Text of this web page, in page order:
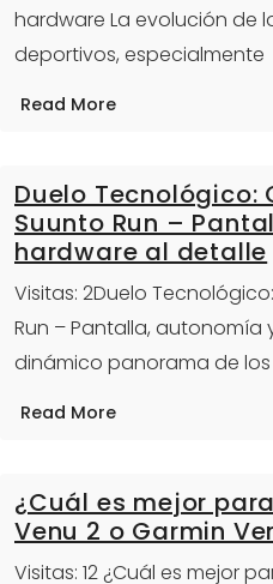
hardware La evolución de
deportivos, especialmente
Read More
Duelo Tecnológico:
Suunto Run –
hardware al detalle
Visitas: 2Duelo
Run – Pantalla, autonomía
dinámico panorama de
Read More
¿Cuál es mejor
Venu 2 o Garmin
Visitas: 12 ¿Cuál es mejor